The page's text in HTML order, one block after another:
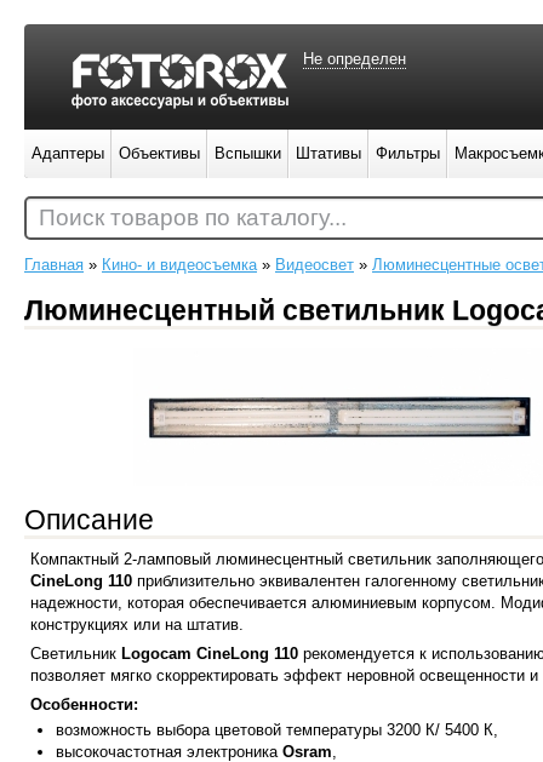
Главная » Кино- и видеосъемка» Видеосвет » Люминесцентные
Люминесцентный светильник
Описание
Компактный 2-ламповый люминесцентный светильник
CineLong 110 приблизительно эквивалентен галогенному
надежности, которая обеспечивается алюминиевым корпусом.
конструкциях или на штатив.
Светильник Logocam CineLong 110 рекомендуется к
позволяет мягко скорректировать эффект неровной освещенности
Особенности:
возможность выбора цветовой температуры 3200 К/ 5400 К,
высокочастотная электроника Osram,
Не определен
Адаптеры Объективы Вспышки Штативы Фильтры
Поиск товаров по каталогу...